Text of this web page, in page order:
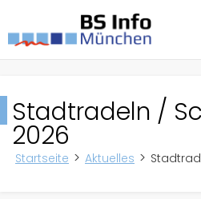
Stadtradeln /
2026
Startseite Aktuelles